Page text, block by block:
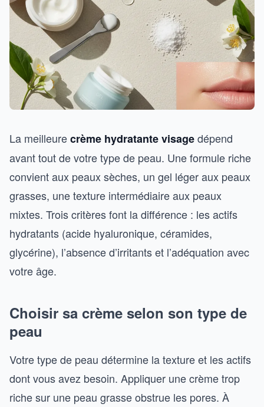
La meilleurecrème hydratante visagedépend
avant tout de votre type de peau. Une formule riche
convient aux peaux sèches, un gel léger aux peaux
grasses, une texture intermédiaire aux peaux
mixtes. Trois critères font la différence : les actifs
hydratants (acide hyaluronique, céramides,
glycérine), l’absence d’irritants et l’adéquation avec
votre âge.
Choisir sa crème selon son type de
peau
Votre type de peau détermine la texture et les actifs
dont vous avez besoin. Appliquer une crème trop
riche sur une peau grasse obstrue les pores. À